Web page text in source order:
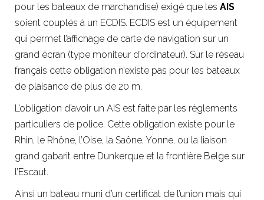
pour les bateaux de marchandise) exigé que les AIS
soient couplés à un ECDIS. ECDIS est un équipement
qui permet l’affichage de carte de navigation sur un
grand écran (type moniteur d’ordinateur). Sur le réseau
français cette obligation n’existe pas pour les bateaux
de plaisance de plus de 20 m.
L’obligation d’avoir un AIS est faite par les règlements
particuliers de police. Cette obligation existe pour le
Rhin, le Rhône, l’Oise, la Saône, Yonne, ou la liaison
grand gabarit entre Dunkerque et la frontière Belge sur
l’Escaut.
Ainsi un bateau muni d’un certificat de l’union mais qui